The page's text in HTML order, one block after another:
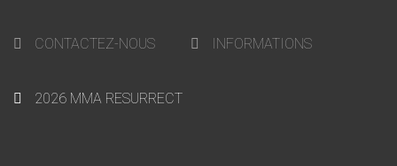
CONTACTEZ-NOUS INFORMATIONS
2026 MMA RESURRECT